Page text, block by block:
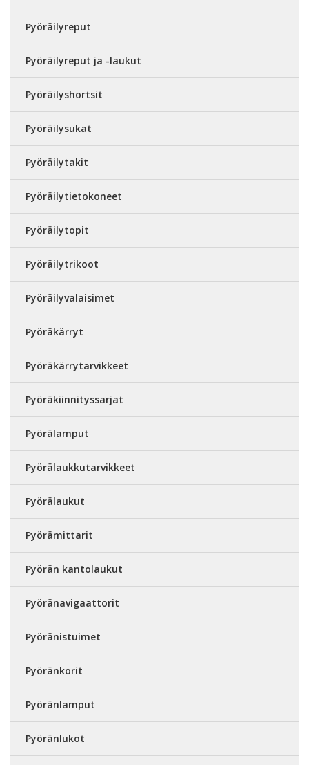
Pyöräilyreput
Pyöräilyreput ja -laukut
Pyöräilyshortsit
Pyöräilysukat
Pyöräilytakit
Pyöräilytietokoneet
Pyöräilytopit
Pyöräilytrikoot
Pyöräilyvalaisimet
Pyöräkärryt
Pyöräkärrytarvikkeet
Pyöräkiinnityssarjat
Pyörälamput
Pyörälaukkutarvikkeet
Pyörälaukut
Pyörämittarit
Pyörän kantolaukut
Pyöränavigaattorit
Pyöränistuimet
Pyöränkorit
Pyöränlamput
Pyöränlukot